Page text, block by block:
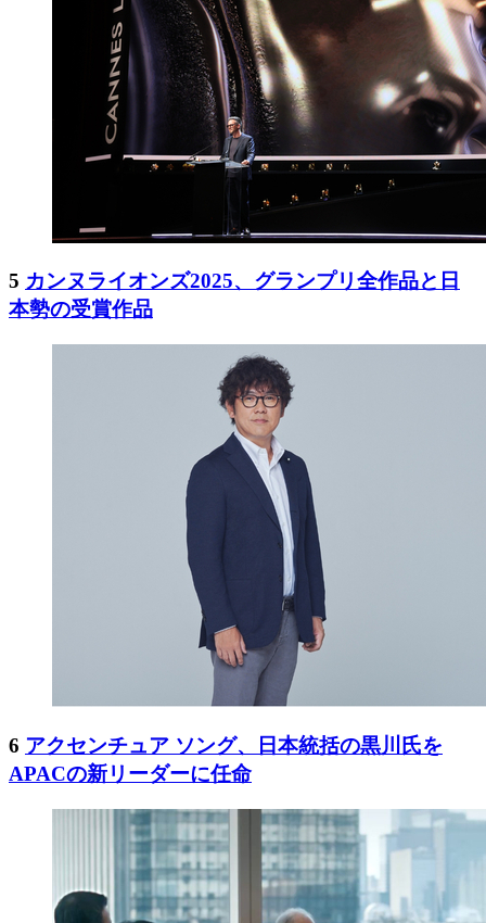
5 カンヌライオンズ2025、グランプリ全作品と日
本勢の受賞作品
6 アクセンチュア ソング、日本統括の黒川氏を
APACの新リーダーに任命